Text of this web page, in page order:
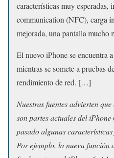
características muy esperadas,
communication (NFC), carga
mejorada, una pantalla mucho
El nuevo iPhone se encuentra
mientras se somete a pruebas
rendimiento de red. […]
Nuestras fuentes advierten
son partes actuales del
pasado algunas
Por ejemplo, la nueva